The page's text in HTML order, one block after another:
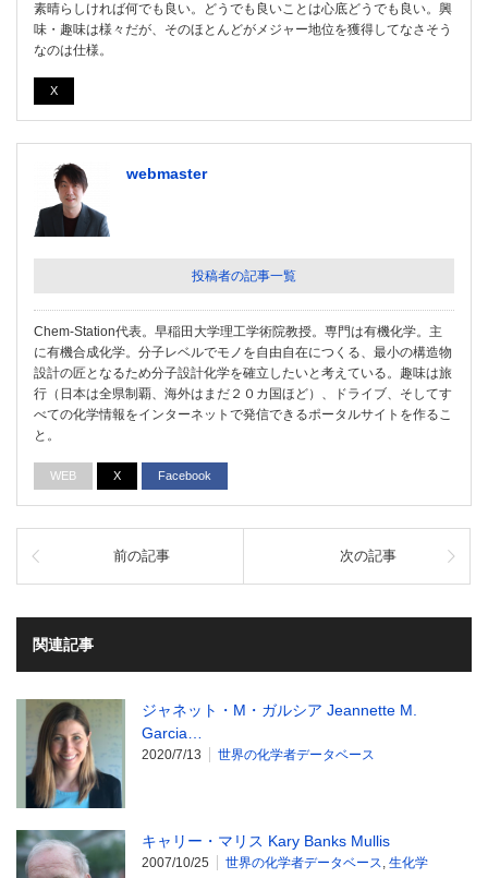
素晴らしければ何でも良い。どうでも良いことは心底どうでも良い。興
味・趣味は様々だが、そのほとんどがメジャー地位を獲得してなさそう
なのは仕様。
X
webmaster
投稿者の記事一覧
Chem-Station代表。早稲田大学理工学術院教授。専門は有機化学。主
に有機合成化学。分子レベルでモノを自由自在につくる、最小の構造物
設計の匠となるため分子設計化学を確立したいと考えている。趣味は旅
行（日本は全県制覇、海外はまだ２０カ国ほど）、ドライブ、そしてす
べての化学情報をインターネットで発信できるポータルサイトを作るこ
と。
WEB X Facebook
前の記事 次の記事
関連記事
ジャネット・M・ガルシア Jeannette M.
Garcia…
2020/7/13 世界の化学者データベース
キャリー・マリス Kary Banks Mullis
2007/10/25 世界の化学者データベース, 生化学